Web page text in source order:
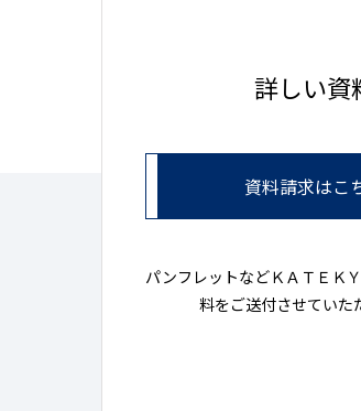
詳しい資
資料請求はこ
パンフレットなどＫＡＴＥＫ
料をご送付させていた